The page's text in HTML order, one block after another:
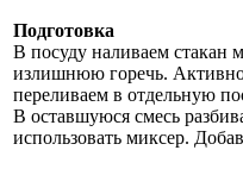
Подготовка
В посуду наливаем стакан
излишнюю горечь.
переливаем в отдельную
В оставшуюся смесь
использовать миксер.